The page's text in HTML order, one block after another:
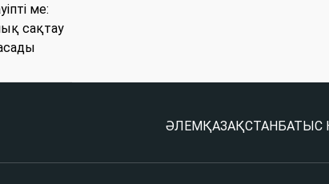
ме:
сақтау
ӘЛЕМ ҚАЗАҚСТАН БАТЫС